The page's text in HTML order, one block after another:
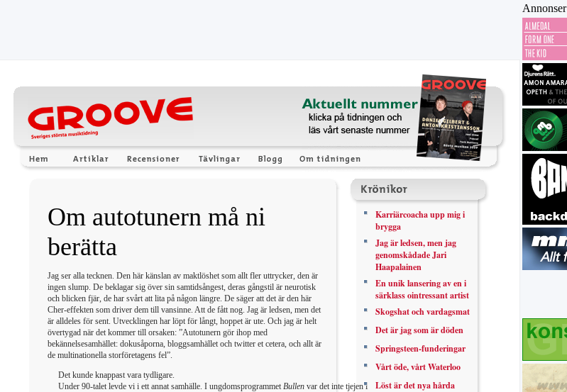
Annonser
Om autotunern må ni
berätta
Jag ser alla tecknen. Den här känslan av maktlöshet som allt fler uttrycker, den är
ingen slump. De beklagar sig över sin samtidsångest, deras gångstil är neurotisk
och blicken fjär, de har svårt att lita på någon längre. De säger att det är den här
Cher-effekten som driver dem till vansinne. Att de fått nog. Jag är ledsen, men det
är alldeles för sent. Utvecklingen har löpt för långt, hoppet är ute. Och jag är helt
övertygad när det kommer till orsaken: ”Autotunern gör ihop med
bekännelsesamhället: dokusåporna, bloggsamhället och twitter et cetera, och allt är
de multinationella storföretagens fel”.
Det kunde knappast vara tydligare.
Under 90-talet levde vi i ett annat samhälle. I ungdomsprogrammetBullenvar det inte tjejen i
Karriärcoacha upp mig i
brygga
Jag är ledsen, men jag
genomskådade Jari
Haapalainen
En unik lansering av en i
särklass ointressant artist
Skogshat och vardagsmat
Det är jag som är döden
Springsteen-funderingar
Vårt öde, vårt Waterloo
Löst är det nya hårda